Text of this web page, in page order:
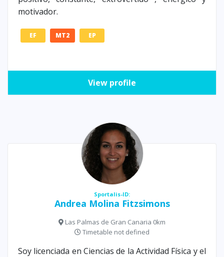
motivador.
EF MT2 EP
View profile
Sportalis-ID:
Andrea Molina Fitzsimons
Las Palmas de Gran Canaria 0km
Timetable not defined
Soy licenciada en Ciencias de la Actividad Física y el